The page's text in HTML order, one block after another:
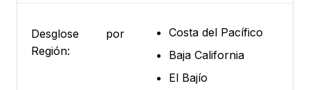
Desglose por
Región:
Costa del Pacífico
Baja California
El Bajío